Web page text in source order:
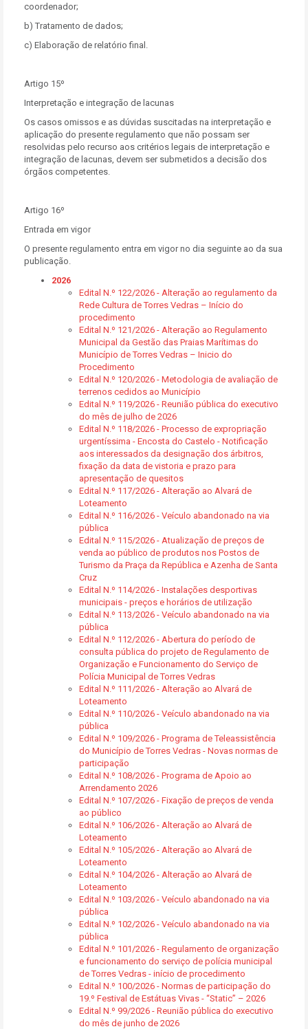
coordenador;
b) Tratamento de dados;
c) Elaboração de relatório final.
Artigo 15º
Interpretação e integração de lacunas
Os casos omissos e as dúvidas suscitadas na interpretação e
aplicação do presente regulamento que não possam ser
resolvidas pelo recurso aos critérios legais de interpretação e
integração de lacunas, devem ser submetidos a decisão dos
órgãos competentes.
Artigo 16º
Entrada em vigor
O presente regulamento entra em vigor no dia seguinte ao da sua
publicação.
2026
Edital N.º 122/2026 - Alteração ao regulamento da
Rede Cultura de Torres Vedras – Início do
procedimento
Edital N.º 121/2026 - Alteração ao Regulamento
Municipal da Gestão das Praias Marítimas do
Município de Torres Vedras – Inicio do
Procedimento
Edital N.º 120/2026 - Metodologia de avaliação de
terrenos cedidos ao Município
Edital N.º 119/2026 - Reunião pública do executivo
do mês de julho de 2026
Edital N.º 118/2026 - Processo de expropriação
urgentíssima - Encosta do Castelo - Notificação
aos interessados da designação dos árbitros,
fixação da data de vistoria e prazo para
apresentação de quesitos
Edital N.º 117/2026 - Alteração ao Alvará de
Loteamento
Edital N.º 116/2026 - Veículo abandonado na via
pública
Edital N.º 115/2026 - Atualização de preços de
venda ao público de produtos nos Postos de
Turismo da Praça da República e Azenha de Santa
Cruz
Edital N.º 114/2026 - Instalações desportivas
municipais - preços e horários de utilização
Edital N.º 113/2026 - Veículo abandonado na via
pública
Edital N.º 112/2026 - Abertura do período de
consulta pública do projeto de Regulamento de
Organização e Funcionamento do Serviço de
Polícia Municipal de Torres Vedras
Edital N.º 111/2026 - Alteração ao Alvará de
Loteamento
Edital N.º 110/2026 - Veículo abandonado na via
pública
Edital N.º 109/2026 - Programa de Teleassistência
do Município de Torres Vedras - Novas normas de
participação
Edital N.º 108/2026 - Programa de Apoio ao
Arrendamento 2026
Edital N.º 107/2026 - Fixação de preços de venda
ao público
Edital N.º 106/2026 - Alteração ao Alvará de
Loteamento
Edital N.º 105/2026 - Alteração ao Alvará de
Loteamento
Edital N.º 104/2026 - Alteração ao Alvará de
Loteamento
Edital N.º 103/2026 - Veículo abandonado na via
pública
Edital N.º 102/2026 - Veículo abandonado na via
pública
Edital N.º 101/2026 - Regulamento de organização
e funcionamento do serviço de polícia municipal
de Torres Vedras - início de procedimento
Edital N.º 100/2026 - Normas de participação do
19.º Festival de Estátuas Vivas - “Static” – 2026
Edital N.º 99/2026 - Reunião pública do executivo
do mês de junho de 2026